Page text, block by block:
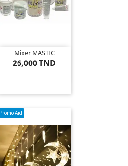
Mixer MASTIC
26,000 TND
Promo Aid